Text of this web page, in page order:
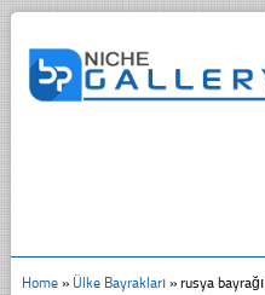
Home» Ülke Bayrakları» rusya bayrağı